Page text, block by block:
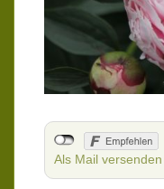
Als Mail versenden